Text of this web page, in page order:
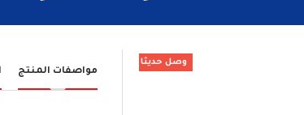
وصل حديثا
مواصفات المنتج